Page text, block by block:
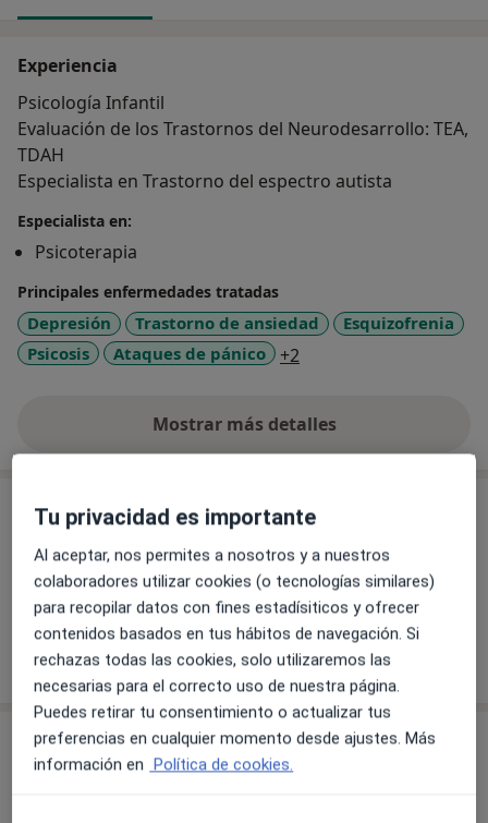
Experiencia
Psicología Infantil
Evaluación de los Trastornos del Neurodesarrollo: TEA,
TDAH
Especialista en Trastorno del espectro autista
Especialista en:
Psicoterapia
Principales enfermedades tratadas
Depresión Trastorno de ansiedad
Esquizofrenia
Psicosis
Ataques de pánico +2
Mostrar más detalles
sobre la experiencia
Servicios y precios
Primera consulta
100 € Detalles
¿Cómo funcionan los precios?
Consulta
Tu privacidad es importante
Al aceptar, nos permites a nosotros y a nuestros
colaboradores utilizar cookies (o tecnologías similares)
para recopilar datos con fines estadísiticos y ofrecer
contenidos basados en tus hábitos de navegación. Si
rechazas todas las cookies, solo utilizaremos las
necesarias para el correcto uso de nuestra página.
Puedes retirar tu consentimiento o actualizar tus
preferencias en cualquier momento desde ajustes. Más
información en Política de cookies.